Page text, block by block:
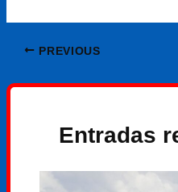
PREVIOUS
Entradas